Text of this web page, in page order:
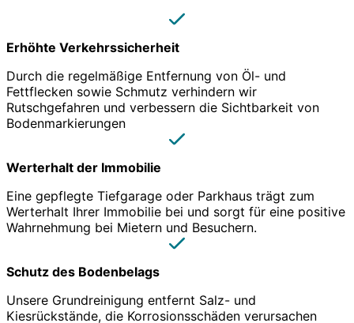
Erhöhte Verkehrssicherheit
Durch die regelmäßige Entfernung von Öl- und
Fettflecken sowie Schmutz verhindern wir
Rutschgefahren und verbessern die Sichtbarkeit von
Bodenmarkierungen
Werterhalt der Immobilie
Eine gepflegte Tiefgarage oder Parkhaus trägt zum
Werterhalt Ihrer Immobilie bei und sorgt für eine positive
Wahrnehmung bei Mietern und Besuchern.
Schutz des Bodenbelags
Unsere Grundreinigung entfernt Salz- und
Kiesrückstände, die Korrosionsschäden verursachen